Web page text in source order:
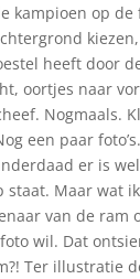
kampioen op
heeft door
oortjes naar
Nogmaals.
een paar
er is
staat. Maar wat
van de ram
wil. Dat
Ter illustratie